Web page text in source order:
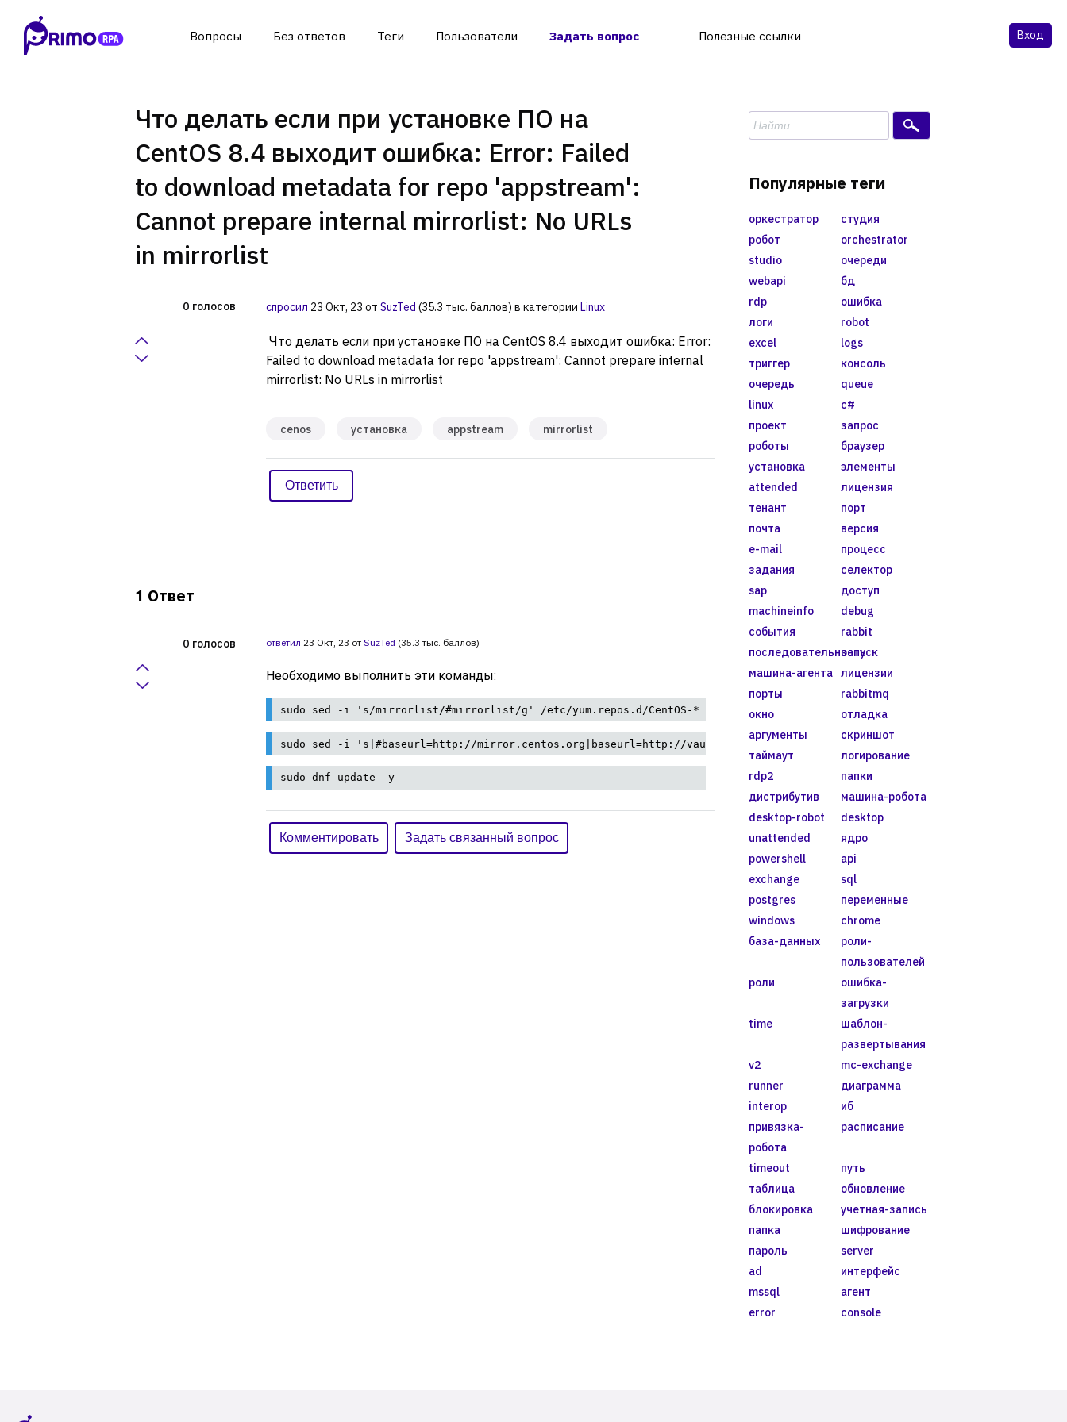
Вопросы Без ответов Теги Пользователи Задать вопрос Полезные ссылки Вход
Что делать если при установке ПО на
CentOS 8.4 выходит ошибка: Error: Failed
to download metadata for repo 'appstream':
Cannot prepare internal mirrorlist: No URLs
in mirrorlist
0 голосов спросил 23 Окт, 23 от SuzTed (35.3 тыс. баллов) в категории Linux
Что делать если при установке ПО на CentOS 8.4 выходит ошибка: Error:
Failed to download metadata for repo 'appstream': Cannot prepare internal
mirrorlist: No URLs in mirrorlist
cenos установка appstream mirrorlist
1 Ответ
0 голосов ответил 23 Окт, 23 от SuzTed (35.3 тыс. баллов)
Необходимо выполнить эти команды:
sudo sed -i 's/mirrorlist/#mirrorlist/g' /etc/yum.repos.d/CentOS-*
sudo sed -i 's|#baseurl=http://mirror.centos.org|baseurl=http://vault.centos.org|g' /etc/yum.repos.d/CentOS-*
sudo dnf update -y
Популярные теги
оркестратор
студия
робот
orchestrator
studio
очереди
webapi
бд
rdp
ошибка
логи
robot
excel
logs
триггер
консоль
очередь
queue
linux
c#
проект
запрос
роботы
браузер
установка
элементы
attended
лицензия
тенант
порт
почта
версия
e-mail
процесс
задания
селектор
sap
доступ
machineinfo
debug
события
rabbit
последовательность
запуск
машина-агента лицензии
порты
rabbitmq
окно
отладка
аргументы
скриншот
таймаут
логирование
rdp2
папки
дистрибутив
машина-робота
desktop-robot
desktop
unattended
ядро
powershell
api
exchange
sql
postgres
переменные
windows
chrome
база-данных
роли-
пользователей
роли
ошибка-
загрузки
time
шаблон-
развертывания
v2
mc-exchange
runner
диаграмма
interop
иб
привязка-
робота
расписание
timeout
путь
таблица
обновление
блокировка
учетная-запись
папка
шифрование
пароль
server
ad
интерфейс
mssql
агент
error
console